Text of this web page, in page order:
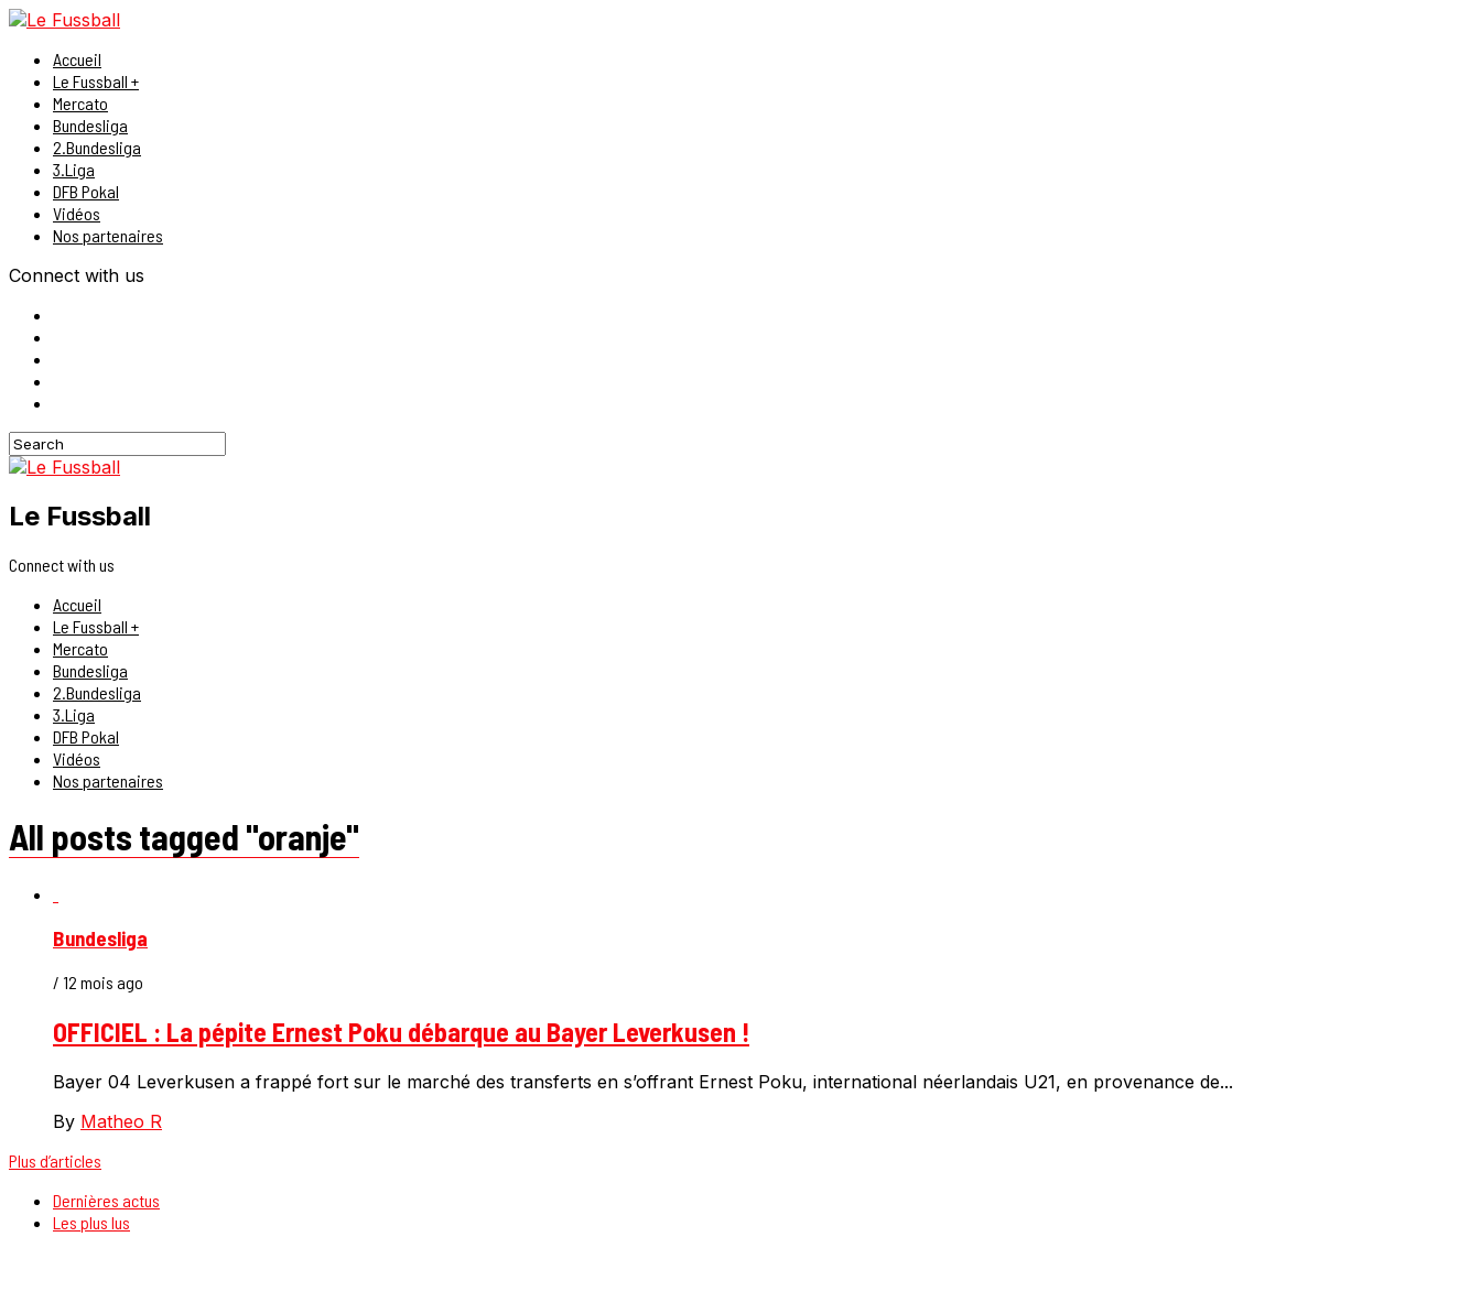
Accueil
Le Fussball +
Mercato
Bundesliga
2.Bundesliga
3.Liga
DFB Pokal
Vidéos
Nos partenaires
Connect with us
Le Fussball
Connect with us
Accueil
Le Fussball +
Mercato
Bundesliga
2.Bundesliga
3.Liga
DFB Pokal
Vidéos
Nos partenaires
All posts tagged "oranje"
Bundesliga
/ 12 mois ago
OFFICIEL : La pépite Ernest Poku débarque au Bayer Leverkusen !
Bayer 04 Leverkusen a frappé fort sur le marché des transferts en s’offrant Ernest Poku, international néerlandais U21, en provenance de...
By Matheo R
Plus d’articles
Dernières actus
Les plus lus